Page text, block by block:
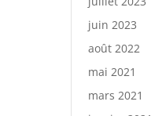
juin 2023
août 2022
mai 2021
mars 2021